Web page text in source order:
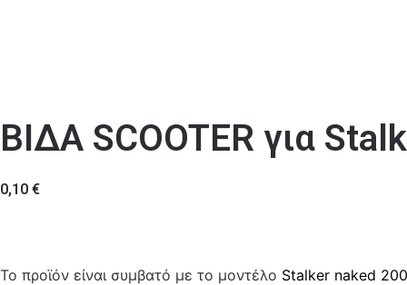
ΒΙΔΑ SCOOTER για
0,10 €
Το προϊόν είναι συμβατό με το μοντέλο Stalker naked